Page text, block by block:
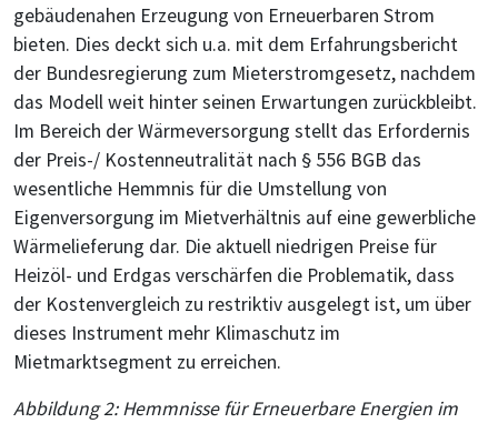
gebäudenahen Erzeugung von Erneuerbaren Strom
bieten. Dies deckt sich u.a. mit dem Erfahrungsbericht
der Bundesregierung zum Mieterstromgesetz, nachdem
das Modell weit hinter seinen Erwartungen zurückbleibt.
Im Bereich der Wärmeversorgung stellt das Erfordernis
der Preis-/ Kostenneutralität nach § 556 BGB das
wesentliche Hemmnis für die Umstellung von
Eigenversorgung im Mietverhältnis auf eine gewerbliche
Wärmelieferung dar. Die aktuell niedrigen Preise für
Heizöl- und Erdgas verschärfen die Problematik, dass
der Kostenvergleich zu restriktiv ausgelegt ist, um über
dieses Instrument mehr Klimaschutz im
Mietmarktsegment zu erreichen.
Abbildung 2: Hemmnisse für Erneuerbare Energien im